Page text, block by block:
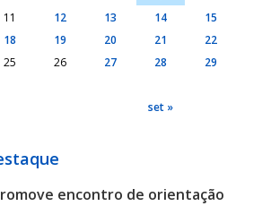
11 12 13 14
15
18 19 20 21
22
25 26 27 28
29
set »
encontro de orientação